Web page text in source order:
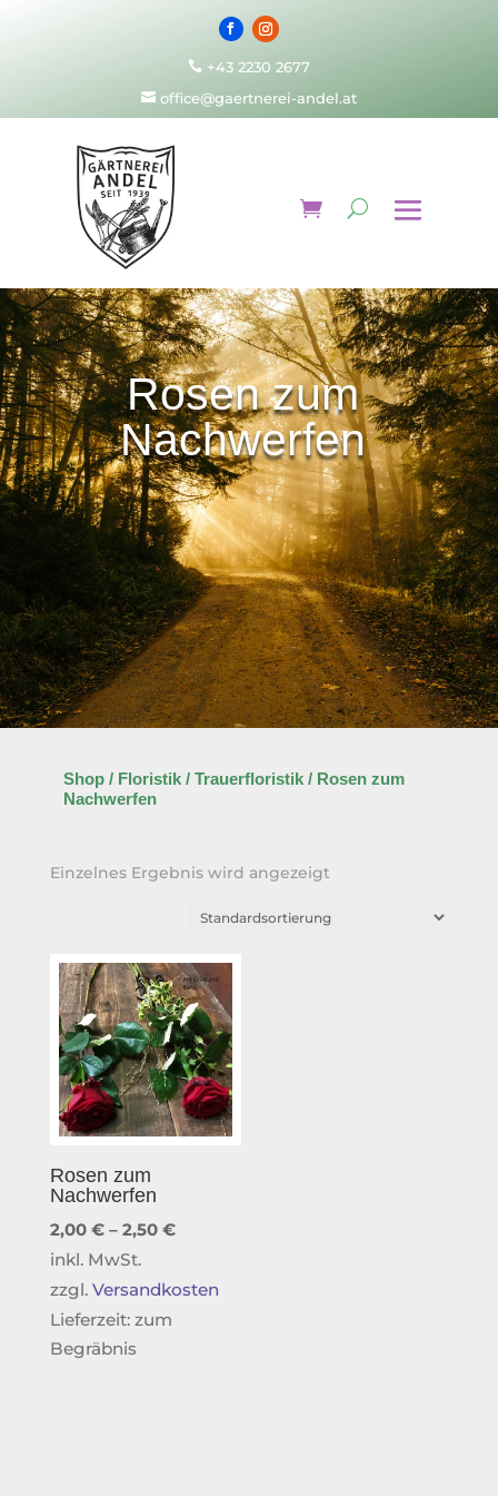
 +43 2230 2677
office@gaertnerei-andel.at
Rosen zum
Nachwerfen
Shop/ Floristik/ Trauerfloristik/ Rosen zum
Nachwerfen
Einzelnes Ergebnis wird angezeigt
Rosen zum
Nachwerfen
2,00 €– 2,50 €
inkl. MwSt.
zzgl. Versandkosten
Lieferzeit: zum
Begräbnis